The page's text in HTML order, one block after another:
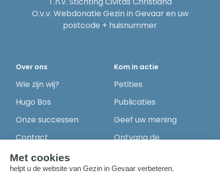
O.v.v. Webdonatie Gezin in Gevaar en uw
postcode + huisnummer
Over ons
Wie zijn wij?
Hugo Bos
Onze successen
Contact
Kom in actie
Petities
Publicaties
Geef uw mening
Ontvang de